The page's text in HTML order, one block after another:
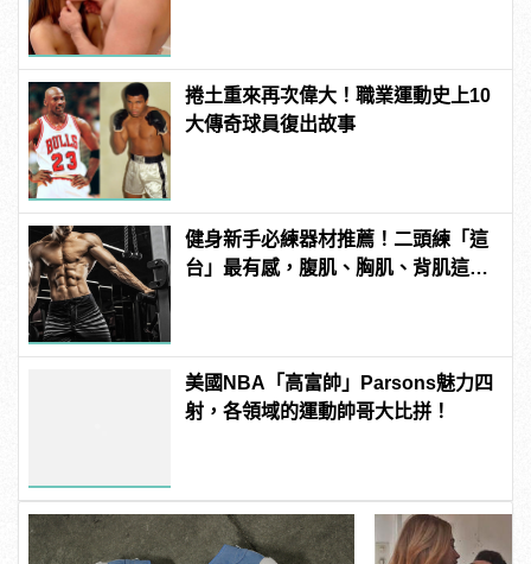
捲土重來再次偉大！職業運動史上10
大傳奇球員復出故事
健身新手必練器材推薦！二頭練「這
台」最有感，腹肌、胸肌、背肌這樣
美國NBA「高富帥」Parsons魅力四
射，各領域的運動帥哥大比拼！